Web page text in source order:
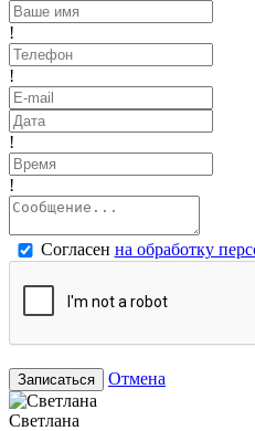
!
!
!
!
Согласен на обработку
Записаться Отмена
Светлана